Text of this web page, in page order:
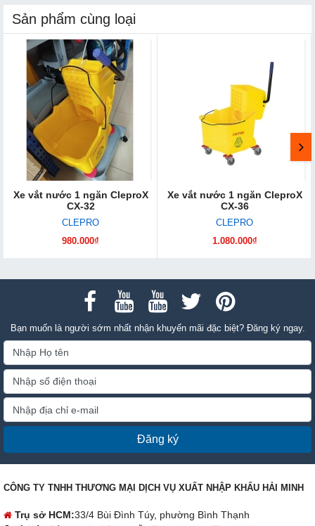
Sản phẩm cùng loại
Xe vắt nước 1 ngăn CleproX
CX-32
CLEPRO
980.000₫
Xe vắt nước 1 ngăn CleproX
CX-36
CLEPRO
1.080.000₫
Bạn muốn là người sớm nhất nhận khuyến mãi đặc biệt? Đăng ký ngay.
Đăng ký
CÔNG TY TNHH THƯƠNG MẠI DỊCH VỤ XUẤT NHẬP KHẨU HẢI MINH
Trụ sở HCM:33/4 Bùi Đình Túy, phường Bình Thạnh